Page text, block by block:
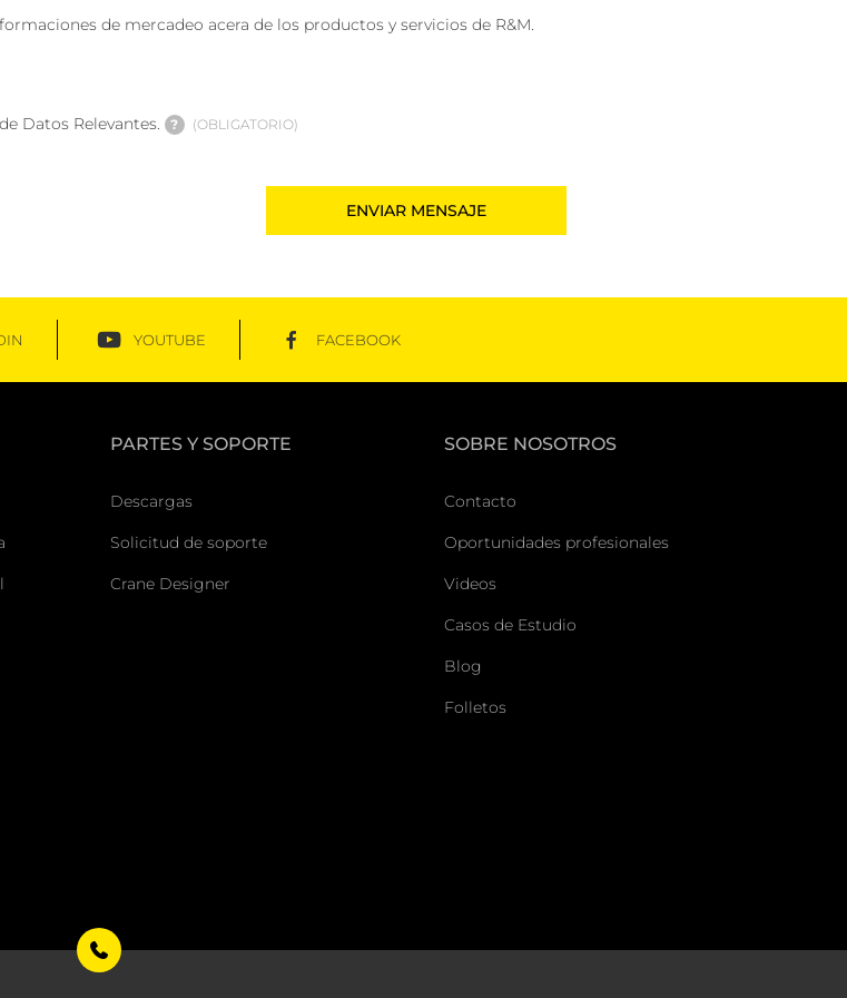
de mercadeo acera de los productos y servicios de R&M.
Datos Relevantes. ? OBLIGATORIO
YOUTUBE FACEBOOK
PARTES Y SOPORTE
Descargas
Solicitud de soporte
Crane Designer
SOBRE NOSOTROS
Contacto
Oportunidades profesionales
Videos
Casos de Estudio
Blog
Folletos